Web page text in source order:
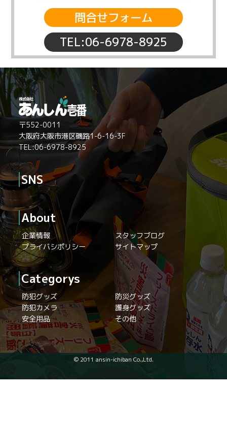
TEL:06-6978-8925
問合せフォーム
〒552-0011
大阪府大阪市港区磯路1-6-16-3F
TEL:06-6978-8925
SNS
About
企業情報
スタッフブログ
プライバシポリシー
サイトマップ
Categorys
防犯グッズ
防災グッズ
防犯カメラ
護身グッズ
安全用品
その他
© 2011 ansin-ichiban Co.,Ltd.